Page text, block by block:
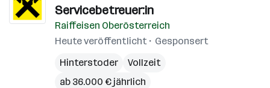
Servicebetreuer:in
Raiffeisen Oberösterreich
Heute veröffentlicht
Gesponsert
Hinterstoder
Vollzeit
ab 36.000 € jährlich